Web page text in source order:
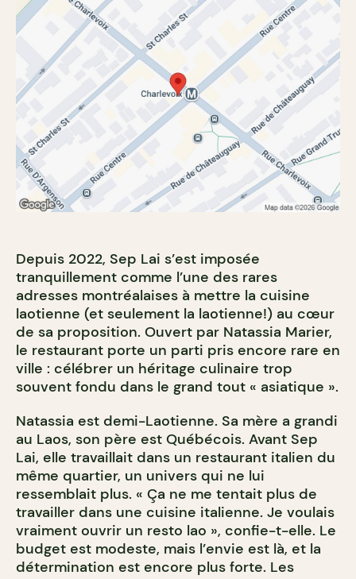
Depuis 2022, Sep Lai s’est imposée
tranquillement comme l’une des rares
adresses montréalaises à mettre la cuisine
laotienne (et seulement la laotienne!) au cœur
de sa proposition. Ouvert par Natassia Marier,
le restaurant porte un parti pris encore rare en
ville : célébrer un héritage culinaire trop
souvent fondu dans le grand tout « asiatique ».
Natassia est demi-Laotienne. Sa mère a grandi
au Laos, son père est Québécois. Avant Sep
Lai, elle travaillait dans un restaurant italien du
même quartier, un univers qui ne lui
ressemblait plus. « Ça ne me tentait plus de
travailler dans une cuisine italienne. Je voulais
vraiment ouvrir un resto lao », confie-t-elle. Le
budget est modeste, mais l’envie est là, et la
détermination est encore plus forte. Les